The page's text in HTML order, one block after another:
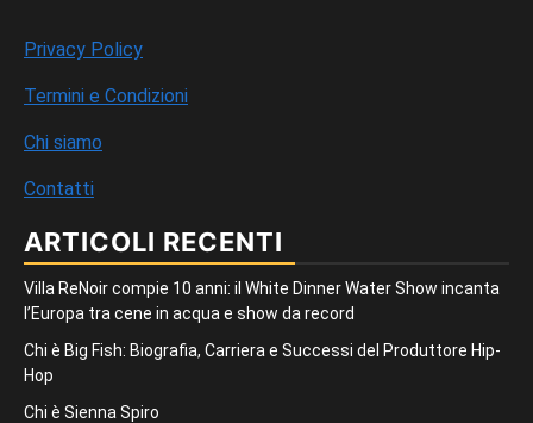
Privacy Policy
Termini e Condizioni
Chi siamo
Contatti
ARTICOLI RECENTI
Villa ReNoir compie 10 anni: il White Dinner Water Show incanta
l’Europa tra cene in acqua e show da record
Chi è Big Fish: Biografia, Carriera e Successi del Produttore Hip-
Hop
Chi è Sienna Spiro